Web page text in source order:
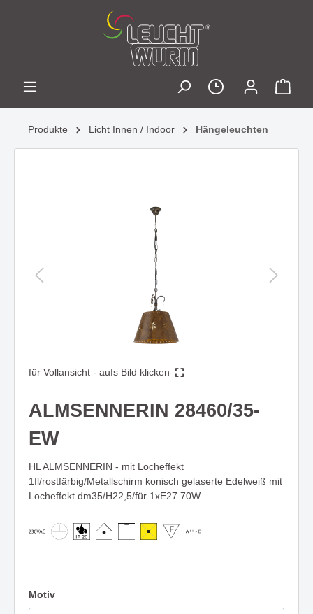
Produkte Licht Innen / Indoor Hängeleuchten
für Vollansicht - aufs Bild klicken
ALMSENNERIN 28460/35-
EW
HL ALMSENNERIN - mit Locheffekt
1fl/rostfärbig/Metallschirm konisch gelaserte Edelweiß mit
Locheffekt dm35/H22,5/für 1xE27 70W
Motiv